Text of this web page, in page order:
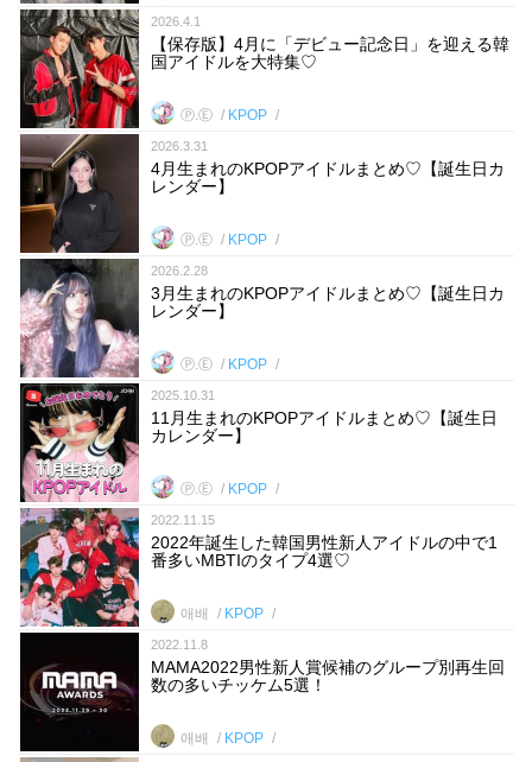
2026.4.1
【保存版】4月に「デビュー記念日」を迎える韓
国アイドルを大特集♡
Ⓟ.Ⓔ KPOP
2026.3.31
4月生まれのKPOPアイドルまとめ♡【誕生日カ
レンダー】
Ⓟ.Ⓔ KPOP
2026.2.28
3月生まれのKPOPアイドルまとめ♡【誕生日カ
レンダー】
Ⓟ.Ⓔ KPOP
2025.10.31
11月生まれのKPOPアイドルまとめ♡【誕生日
カレンダー】
Ⓟ.Ⓔ KPOP
2022.11.15
2022年誕生した韓国男性新人アイドルの中で1
番多いMBTIのタイプ4選♡
애배 KPOP
2022.11.8
MAMA2022男性新人賞候補のグループ別再生回
数の多いチッケム5選！
애배 KPOP